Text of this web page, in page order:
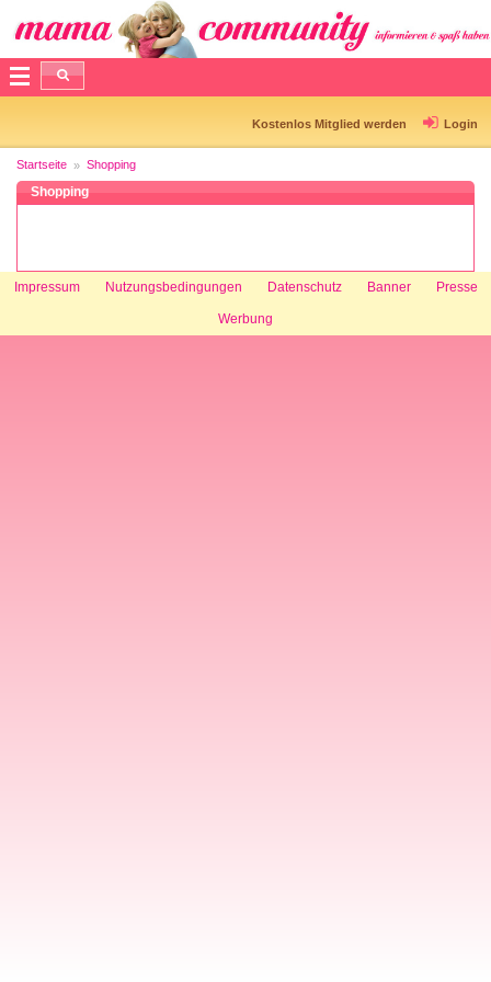
Kostenlos Mitglied werden Login
Startseite Shopping
Shopping
Impressum Nutzungsbedingungen Datenschutz Banner Presse
Werbung